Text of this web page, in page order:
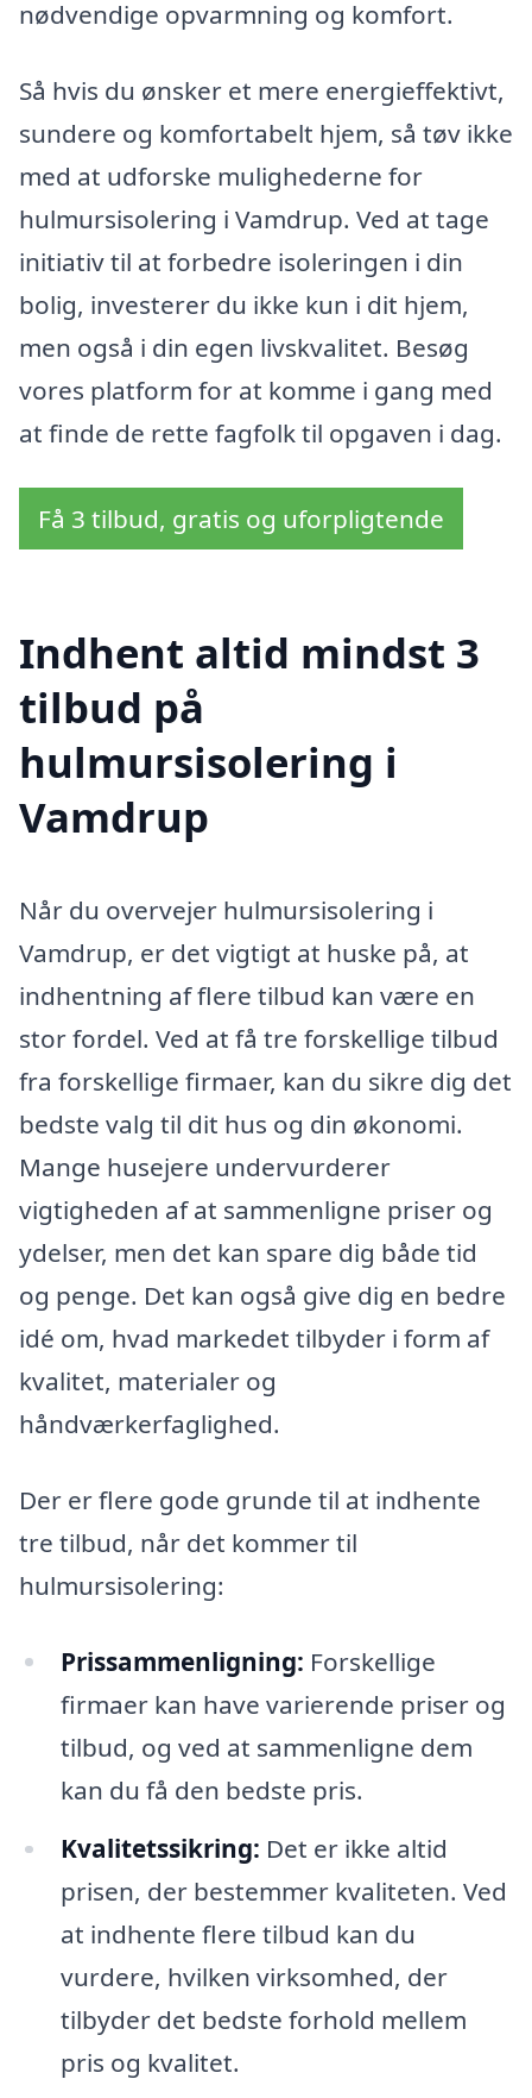
nødvendige opvarmning og komfort.
Så hvis du ønsker et mere energieffektivt,
sundere og komfortabelt hjem, så tøv ikke
med at udforske mulighederne for
hulmursisolering i Vamdrup. Ved at tage
initiativ til at forbedre isoleringen i din
bolig, investerer du ikke kun i dit hjem,
men også i din egen livskvalitet. Besøg
vores platform for at komme i gang med
at finde de rette fagfolk til opgaven i dag.
Få 3 tilbud, gratis og uforpligtende
Indhent altid mindst 3
tilbud på
hulmursisolering i
Vamdrup
Når du overvejer hulmursisolering i
Vamdrup, er det vigtigt at huske på, at
indhentning af flere tilbud kan være en
stor fordel. Ved at få tre forskellige tilbud
fra forskellige firmaer, kan du sikre dig det
bedste valg til dit hus og din økonomi.
Mange husejere undervurderer
vigtigheden af at sammenligne priser og
ydelser, men det kan spare dig både tid
og penge. Det kan også give dig en bedre
idé om, hvad markedet tilbyder i form af
kvalitet, materialer og
håndværkerfaglighed.
Der er flere gode grunde til at indhente
tre tilbud, når det kommer til
hulmursisolering:
Prissammenligning: Forskellige
firmaer kan have varierende priser og
tilbud, og ved at sammenligne dem
kan du få den bedste pris.
Kvalitetssikring: Det er ikke altid
prisen, der bestemmer kvaliteten. Ved
at indhente flere tilbud kan du
vurdere, hvilken virksomhed, der
tilbyder det bedste forhold mellem
pris og kvalitet.